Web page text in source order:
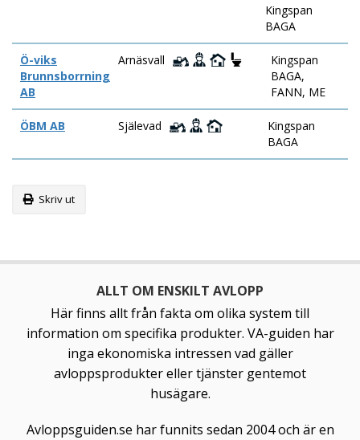
Kingspan
BAGA
Ö-viks
Brunnsborrning
AB
Arnäsvall
Kingspan
BAGA,
FANN, ME
ÖBM AB Själevad
Kingspan
BAGA
Skriv ut
ALLT OM ENSKILT AVLOPP
Här finns allt från fakta om olika system till
information om specifika produkter. VA-guiden har
inga ekonomiska intressen vad gäller
avloppsprodukter eller tjänster gentemot
husägare.
Avloppsguiden.se har funnits sedan 2004 och är en